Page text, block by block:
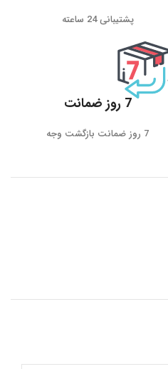
پشتیبانی 24 ساعته
7 روز ضمانت
7 روز ضمانت بازگشت وجه